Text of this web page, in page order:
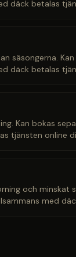
däck betalas
säsongerna.
däck betalas
Kan bokas
tjänsten online
och minskat
med